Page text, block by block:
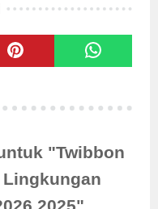
"Twibbon
Lingkungan